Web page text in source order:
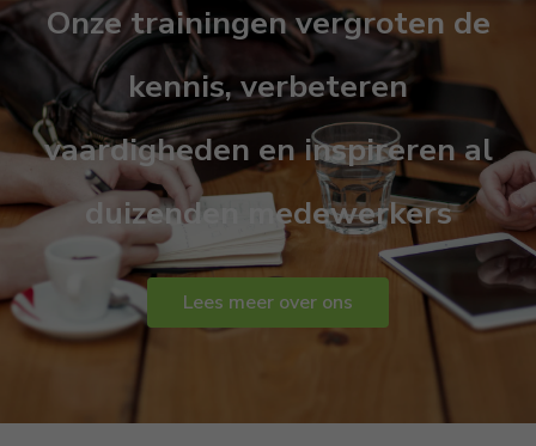
Onze trainingen vergroten de
kennis, verbeteren
vaardigheden en inspireren al
duizenden medewerkers
Lees meer over ons